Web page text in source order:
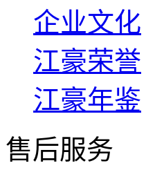
企业文化
江豪荣誉
江豪年鉴
售后服务